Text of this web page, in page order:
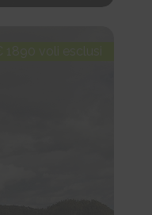
1890 voli esclusi